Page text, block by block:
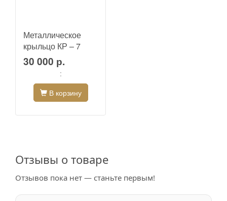
Металлическое
крыльцо КР – 7
30 000 р.
:
В корзину
Отзывы о товаре
Отзывов пока нет — станьте первым!